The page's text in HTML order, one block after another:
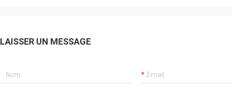
LAISSER UN MESSAGE